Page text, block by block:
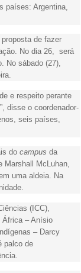
países: Argentina,
de fazer
No dia 26, será
No sábado (27),
e respeito perante
disse o coordenador-
seis países,
do campus da
Marshall McLuhan,
uma aldeia. Na
(ICC),
África – Anísio
– Darcy
palco de